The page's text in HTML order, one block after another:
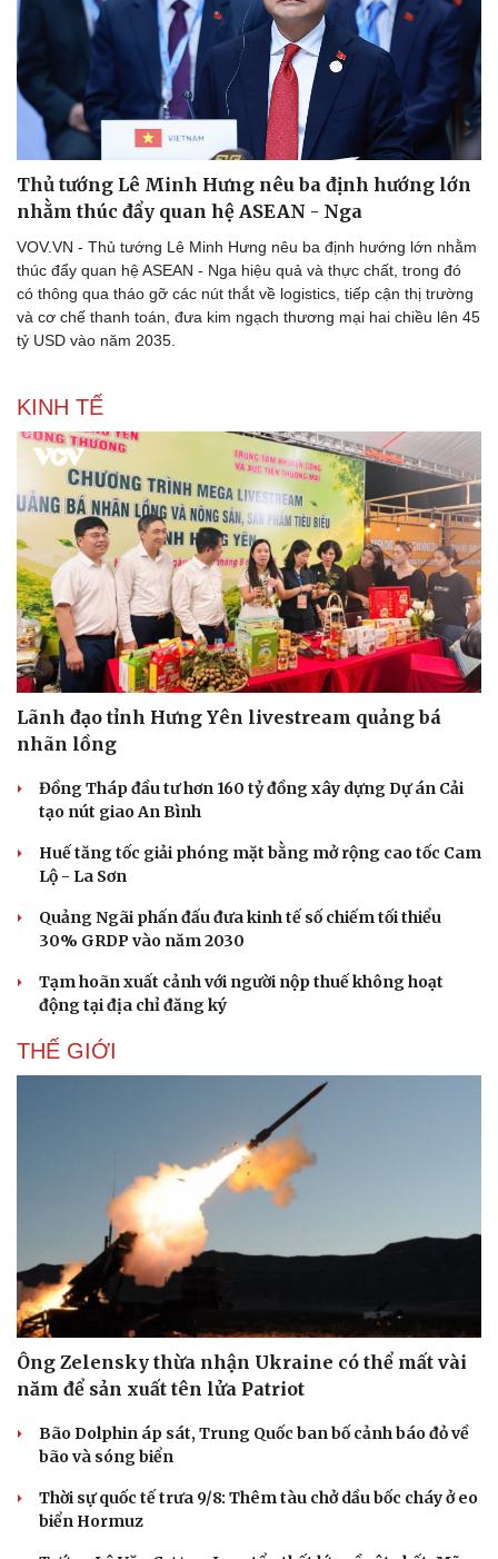
Thể thao
Bóng đá
Lịch thi đấu bóng đá
eSports
Hậu trường
Ô tô - Xe máy
Ô tô
Thủ tướng Lê Minh Hưng nêu ba định hướng lớn
nhằm thúc đẩy quan hệ ASEAN - Nga
VOV.VN - Thủ tướng Lê Minh Hưng nêu ba định hướng lớn nhằm
thúc đẩy quan hệ ASEAN - Nga hiệu quả và thực chất, trong đó
có thông qua tháo gỡ các nút thắt về logistics, tiếp cận thị trường
và cơ chế thanh toán, đưa kim ngạch thương mại hai chiều lên 45
tỷ USD vào năm 2035.
KINH TẾ
Lãnh đạo tỉnh Hưng Yên livestream quảng bá
nhãn lồng
Đồng Tháp đầu tư hơn 160 tỷ đồng xây dựng Dự án Cải
tạo nút giao An Bình
Huế tăng tốc giải phóng mặt bằng mở rộng cao tốc Cam
Lộ - La Sơn
Quảng Ngãi phấn đấu đưa kinh tế số chiếm tối thiểu
30% GRDP vào năm 2030
Tạm hoãn xuất cảnh với người nộp thuế không hoạt
động tại địa chỉ đăng ký
THẾ GIỚI
Ông Zelensky thừa nhận Ukraine có thể mất vài
năm để sản xuất tên lửa Patriot
Bão Dolphin áp sát, Trung Quốc ban bố cảnh báo đỏ về
bão và sóng biển
Thời sự quốc tế trưa 9/8: Thêm tàu chở dầu bốc cháy ở eo
biển Hormuz